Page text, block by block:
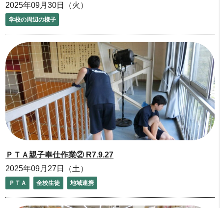
2025年09月30日（火）
学校の周辺の様子
ＰＴＡ親子奉仕作業② R7.9.27
2025年09月27日（土）
ＰＴＡ 全校生徒 地域連携